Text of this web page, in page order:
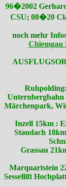
96�2002
CSU; 08�20
noch mehr
Chiemgau
Unternbergbahn
Märchenpark,
Inzell 15km :
Staudach
Grassau
Marquartstein
Sessellift